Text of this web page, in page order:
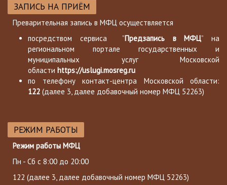
ЗАПИСЬ НА ПРИЁМ
Преварительная запись в МФЦ осуществляется
посредством сервиса ”Предзапись в МФЦ” на
региональном портале государственных и
муниципальных услуг Московской
области https://uslugi.mosreg.ru
по телефону контакт-центра Московской области:
122 (далее 3, далее добавочный номер МФЦ 52263)
РЕЖИМ РАБОТЫ
Режим работы МФЦ
Пн - Сб с 8:00 до 20:00
122 (далее 3, далее добавочный номер МФЦ 52263)